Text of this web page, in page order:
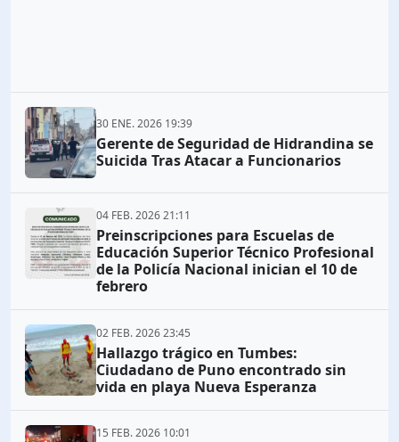
30 ENE. 2026 19:39
Gerente de Seguridad de Hidrandina se
Suicida Tras Atacar a Funcionarios
04 FEB. 2026 21:11
Preinscripciones para Escuelas de
Educación Superior Técnico Profesional
de la Policía Nacional inician el 10 de
febrero
02 FEB. 2026 23:45
Hallazgo trágico en Tumbes:
Ciudadano de Puno encontrado sin
vida en playa Nueva Esperanza
15 FEB. 2026 10:01